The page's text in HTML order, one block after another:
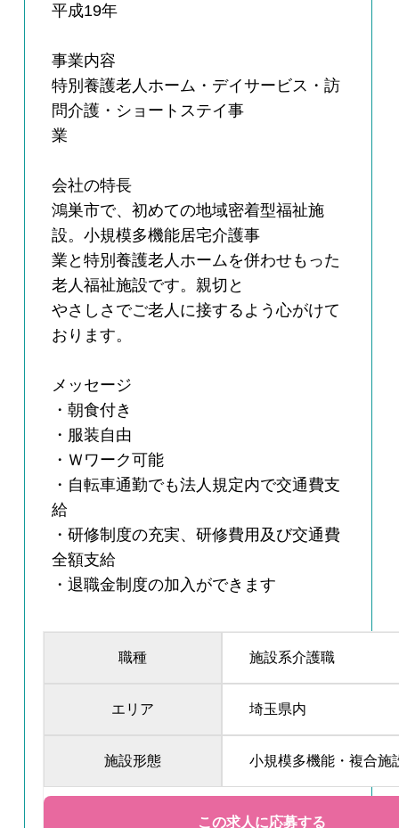
平成19年
事業内容
特別養護老人ホーム・デイサービス・訪
問介護・ショートステイ事
業
会社の特長
鴻巣市で、初めての地域密着型福祉施
設。小規模多機能居宅介護事
業と特別養護老人ホームを併わせもった
老人福祉施設です。親切と
やさしさでご老人に接するよう心がけて
おります。
メッセージ
・朝食付き
・服装自由
・Ｗワーク可能
・自転車通勤でも法人規定内で交通費支
給
・研修制度の充実、研修費用及び交通費
全額支給
・退職金制度の加入ができます
職種 施設系介護職
エリア 埼玉県内
施設形態 小規模多機能・複合施